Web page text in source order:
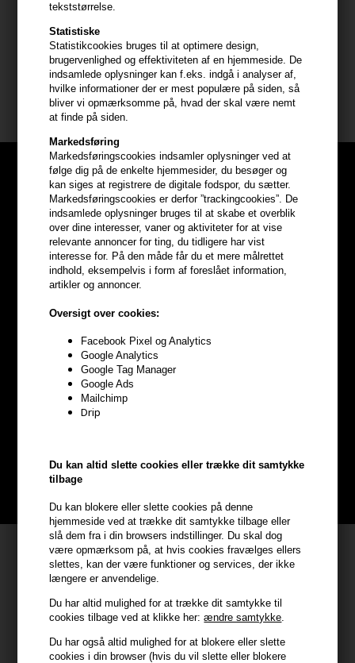
tekststørrelse.
Statistiske
Statistikcookies bruges til at optimere design,
brugervenlighed og effektiviteten af en hjemmeside. De
indsamlede oplysninger kan f.eks. indgå i analyser af,
hvilke informationer der er mest populære på siden, så
bliver vi opmærksomme på, hvad der skal være nemt
at finde på siden.
Markedsføring
Markedsføringscookies indsamler oplysninger ved at
følge dig på de enkelte hjemmesider, du besøger og
kan siges at registrere de digitale fodspor, du sætter.
Markedsføringscookies er derfor ”trackingcookies”. De
indsamlede oplysninger bruges til at skabe et overblik
over dine interesser, vaner og aktiviteter for at vise
relevante annoncer for ting, du tidligere har vist
interesse for. På den måde får du et mere målrettet
indhold, eksempelvis i form af foreslået information,
artikler og annoncer.
Oversigt over cookies:
Facebook Pixel og Analytics
Google Analytics
Google Tag Manager
Google Ads
Mailchimp
Drip
Du kan altid slette cookies eller trække dit samtykke
tilbage
Du kan blokere eller slette cookies på denne
hjemmeside ved at trække dit samtykke tilbage eller
slå dem fra i din browsers indstillinger. Du skal dog
være opmærksom på, at hvis cookies fravælges ellers
slettes, kan der være funktioner og services, der ikke
længere er anvendelige.
Du har altid mulighed for at trække dit samtykke til
cookies tilbage ved at klikke her:ændre samtykke.
Du har også altid mulighed for at blokere eller slette
cookies i din browser (hvis du vil slette eller blokere
Godt at vide
- Perfekte som hurtig opfriskning før arbejde eller fest
- Ideel hvis du søger eye patches mod træt udseende eller
hydrogel patches til området under øjnene
- Perfekt til dig der ønsker et mere frisk og udhvilet look
Optjen5% bonuskroner
hele din ordre
handler
Kundeservice
HAIR247
Frisenborgvej 6A
7800 Skive
CVR: 44874253